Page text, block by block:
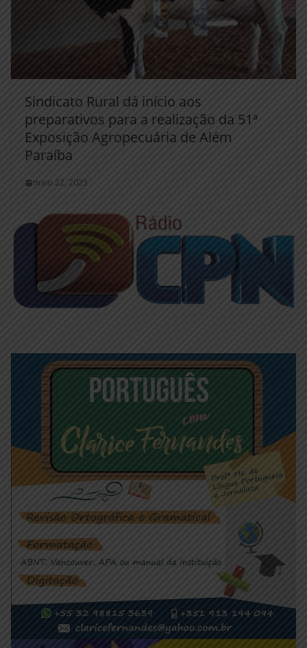
Sindicato Rural dá início aos
preparativos para a realização da 51ª
Exposição Agropecuária de Além
Paraíba
maio 22, 2023